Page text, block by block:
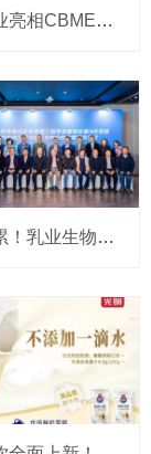
光明乳业亮相CBME孕婴童展，重磅发布全新A2奶源系列
硕果累累！乳业生物技术国家重点实验室第三届学术委员会第3次会议圆满召开